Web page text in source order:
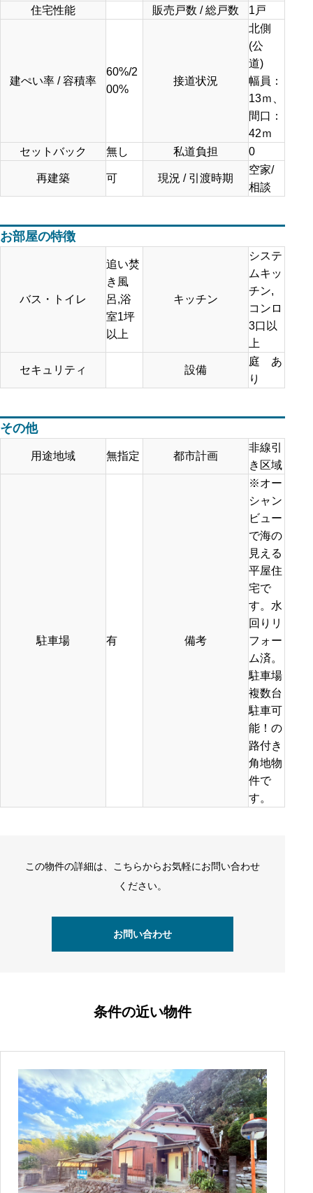
住宅性能
販売戸数 / 総戸数 1戸
建ぺい率 / 容積率
60%/2
00%
接道状況
北側
(公
道)
幅員：
13ｍ、
間口：
42ｍ
セットバック
無し 私道負担 0
再建築 可 現況 / 引渡時期
空家/
相談
お部屋の特徴
バス・トイレ
追い焚
き風
呂,浴
室1坪
以上
キッチン
システ
ムキッ
チン,
コンロ
3口以
上
セキュリティ 設備
庭 あ
り
その他
用途地域 無指定 都市計画
非線引
き区域
駐車場 有 備考
※オー
シャン
ビュー
で海の
見える
平屋住
宅で
す。水
回りリ
フォー
ム済。
駐車場
複数台
駐車可
能！の
路付き
角地物
件で
す。
この物件の詳細は、こちらからお気軽にお問い合わせ
ください。
お問い合わせ
条件の近い物件